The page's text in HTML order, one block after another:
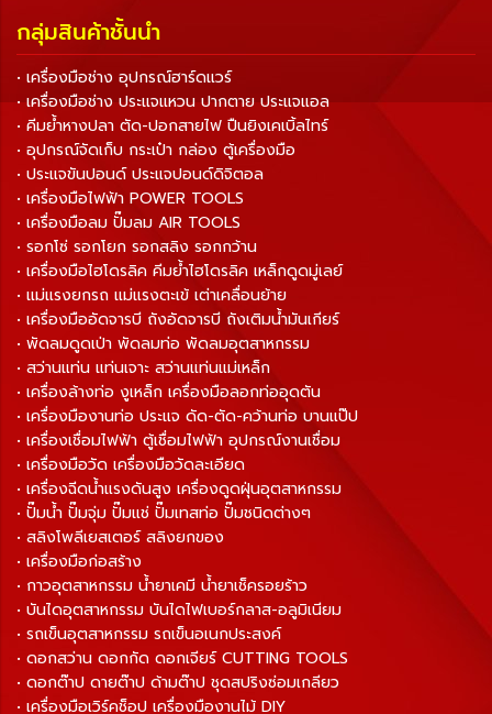
กลุ่มสินค้าชั้นนำ
• เครื่องมือช่าง อุปกรณ์ฮาร์ดแวร์
• เครื่องมือช่าง ประแจแหวน ปากตาย ประแจแอล
• คีมย้ำหางปลา ตัด-ปอกสายไฟ ปืนยิงเคเบิ้ลไทร์
• อุปกรณ์จัดเก็บ กระเป๋า กล่อง ตู้เครื่องมือ
• ประแจขันปอนด์ ประแจปอนด์ดิจิตอล
• เครื่องมือไฟฟ้า POWER TOOLS
• เครื่องมือลม ปั๊มลม AIR TOOLS
• รอกโซ่ รอกโยก รอกสลิง รอกกว้าน
• เครื่องมือไฮโดรลิค คีมย้ำไฮโดรลิค เหล็กดูดมู่เลย์
• แม่แรงยกรถ แม่แรงตะเข้ เต่าเคลื่อนย้าย
• เครื่องมืออัดจารบี ถังอัดจารบี ถังเติมน้ำมันเกียร์
• พัดลมดูดเป่า พัดลมท่อ พัดลมอุตสาหกรรม
• สว่านแท่น แท่นเจาะ สว่านแท่นแม่เหล็ก
• เครื่องล้างท่อ งูเหล็ก เครื่องมือลอกท่ออุดตัน
• เครื่องมืองานท่อ ประแจ ดัด-ตัด-คว้านท่อ บานแป๊ป
• เครื่องเชื่อมไฟฟ้า ตู้เชื่อมไฟฟ้า อุปกรณ์งานเชื่อม
• เครื่องมือวัด เครื่องมือวัดละเอียด
• เครื่องฉีดน้ำแรงดันสูง เครื่องดูดฝุ่นอุตสาหกรรม
• ปั๊มน้ำ ปั๊มจุ่ม ปั๊มแช่ ปั๊มเทสท่อ ปั๊มชนิดต่างๆ
• สลิงโพลีเยสเตอร์ สลิงยกของ
• เครื่องมือก่อสร้าง
• กาวอุตสาหกรรม น้ำยาเคมี น้ำยาเช็ครอยร้าว
• บันไดอุตสาหกรรม บันไดไฟเบอร์กลาส-อลูมิเนียม
• รถเข็นอุตสาหกรรม รถเข็นอเนกประสงค์
• ดอกสว่าน ดอกกัด ดอกเจียร์ CUTTING TOOLS
• ดอกต๊าป ดายต๊าป ด้ามต๊าป ชุดสปริงซ่อมเกลียว
• เครื่องมือเวิร์คช็อป เครื่องมืองานไม้ DIY